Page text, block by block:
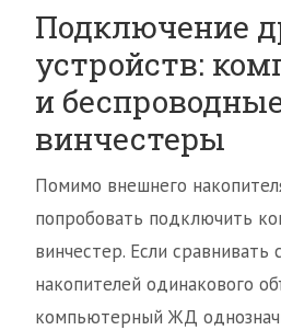
Подключение
устройств:
и
винчестеры
Помимо внешнего
попробовать подключить
винчестер. Если сравнивать
накопителей одинакового
компьютерный ЖД